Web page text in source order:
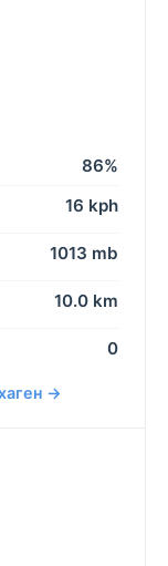
86%
16 kph
1013 mb
10.0 km
0
→